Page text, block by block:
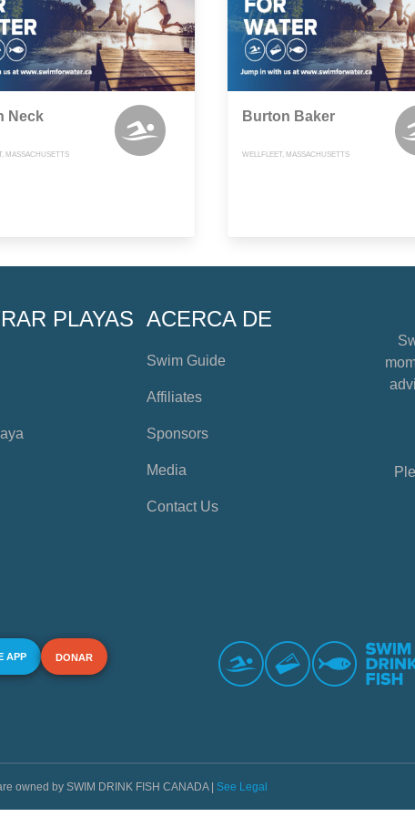
Neck
MASSACHUSETTS
Burton Baker
WELLFLEET, MASSACHUSETTS
PLAYAS ACERCA DE
Swim Guide
Affiliates
Sponsors
Media
Contact Us
APP DONAR
owned by SWIM DRINK FISH CANADA | See Legal